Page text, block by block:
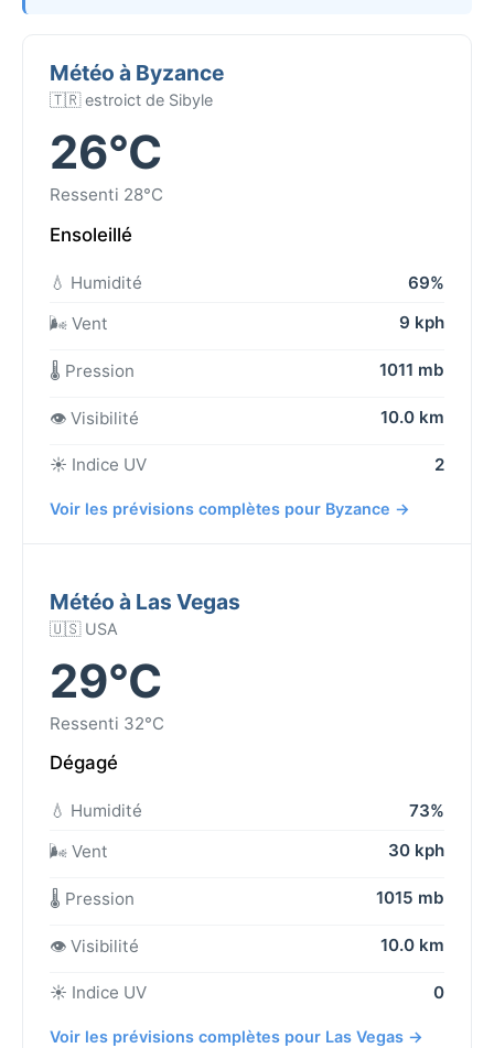
Météo à Byzance
🇹🇷 estroict de Sibyle
26°C
Ressenti 28°C
Ensoleillé
💧 Humidité
69%
🌬️ Vent
9 kph
🌡️ Pression 1011 mb
👁️ Visibilité 10.0 km
☀️ Indice UV 2
Voir les prévisions complètes pour Byzance →
Météo à Las Vegas
🇺🇸 USA
29°C
Ressenti 32°C
Dégagé
💧 Humidité
73%
🌬️ Vent
30 kph
🌡️ Pression 1015 mb
👁️ Visibilité 10.0 km
☀️ Indice UV 0
Voir les prévisions complètes pour Las Vegas →